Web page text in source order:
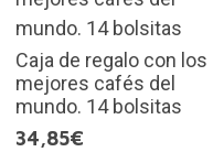
Caja de regalo con los
mejores cafés del
mundo. 14 bolsitas
34,85€